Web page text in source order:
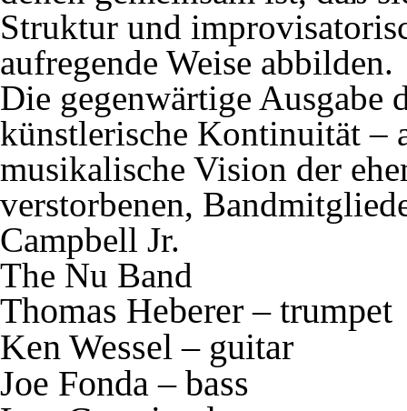
Struktur und
aufregende Weise abbilden.
Die gegenwärtige Ausgabe
künstlerische Kontinuität –
musikalische Vision der
verstorbenen,
Campbell Jr.
The Nu Band
Thomas Heberer – trumpet
Ken Wessel – guitar
Joe Fonda – bass